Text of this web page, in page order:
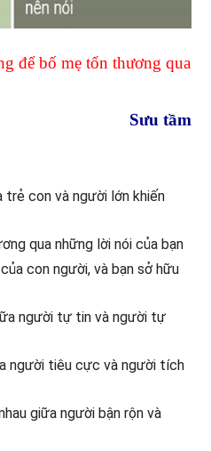
để bố mẹ tổn thương qua
Sưu tầm
trẻ con và người lớn khiến
qua những lời nói của bạn
con người, và bạn sở hữu
người tự tin và người tự
người tiêu cực và người tích
giữa người bận rộn và